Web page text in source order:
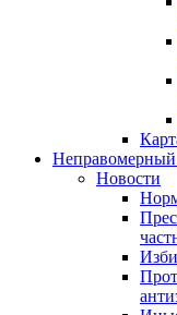
Неправомерный
Новости